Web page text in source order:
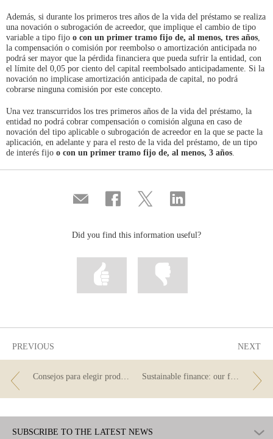
Además, si durante los primeros tres años de la vida del préstamo se realiza
una novación o subrogación de acreedor, que implique el cambio de tipo
variable a tipo fijo o con un primer tramo fijo de, al menos, tres años
la compensación o comisión por reembolso o amortización anticipada no
podrá ser mayor que la pérdida financiera que pueda sufrir la entidad, con
el límite del 0,05 por ciento del capital reembolsado anticipadamente. Si la
novación no implicase amortización anticipada de capital, no podrá
cobrarse ninguna comisión por este concepto.
Una vez transcurridos los tres primeros años de la vida del préstamo, la
entidad no podrá cobrar compensación o comisión alguna en caso de
novación del tipo aplicable o subrogación de acreedor en la que se pacte la
aplicación, en adelante y para el resto de la vida del préstamo, de un tipo
de interés fijo o con un primer tramo fijo de, al menos, 3 años
Compartir
por
Share
on
Share
on
Share
on
Did you find this information useful?
Mark
information
PREVIOUS NEXT
Sustainable finance: our financial decisions can improve the world
SUBSCRIBE TO THE LATEST NEWS